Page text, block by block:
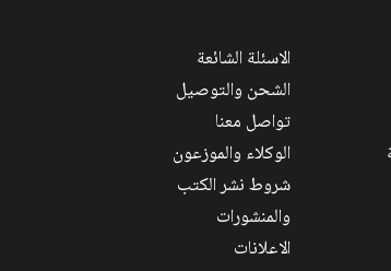
الاسئلة الشائعة
الشحن والتوصيل
تواصل معنا
الوكلاء والموزعون
شروط نشر الكتب
والمنشورات
الاعلانات